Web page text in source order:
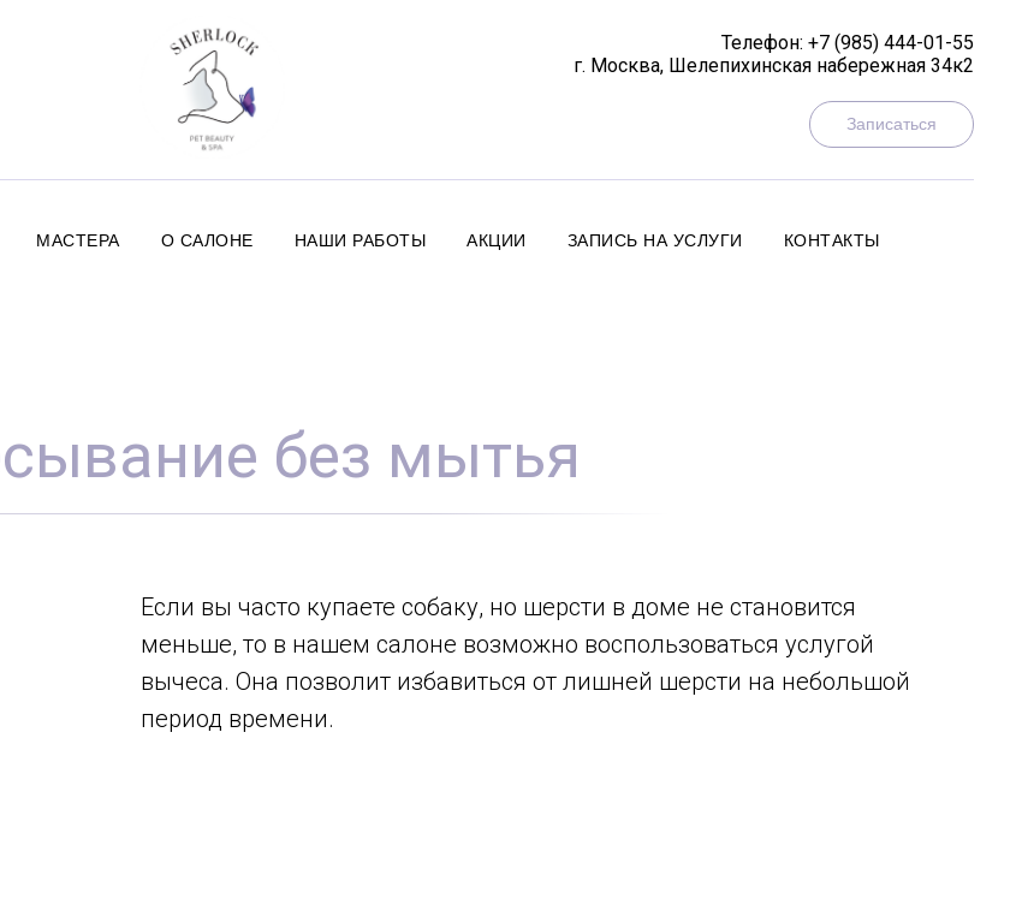
Телефон: +7 (985) 444-01-55
г. Москва, Шелепихинская набережная 34к2
Записаться
МАСТЕРА О САЛОНЕ НАШИ РАБОТЫ АКЦИИ ЗАПИСЬ НА УСЛУГИ КОНТАКТЫ
без мытья
Если вы часто купаете собаку, но шерсти в доме не становится
меньше, то в нашем салоне возможно воспользоваться услугой
вычеса. Она позволит избавиться от лишней шерсти на небольшой
период времени.